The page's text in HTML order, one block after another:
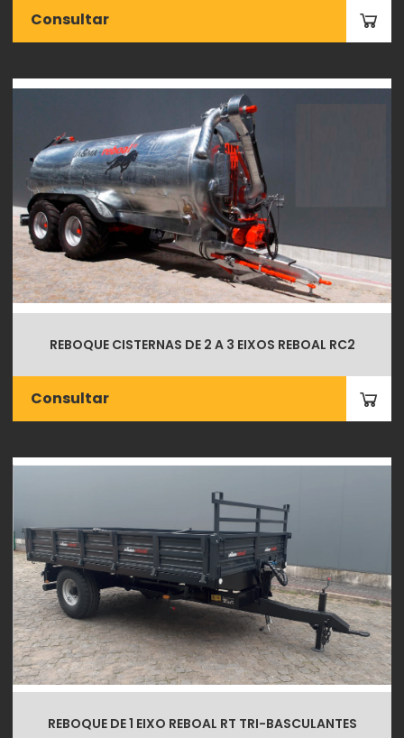
Consultar
REBOQUE CISTERNAS DE 2 A 3 EIXOS REBOAL RC2
Consultar
REBOQUE DE 1 EIXO REBOAL RT TRI-BASCULANTES